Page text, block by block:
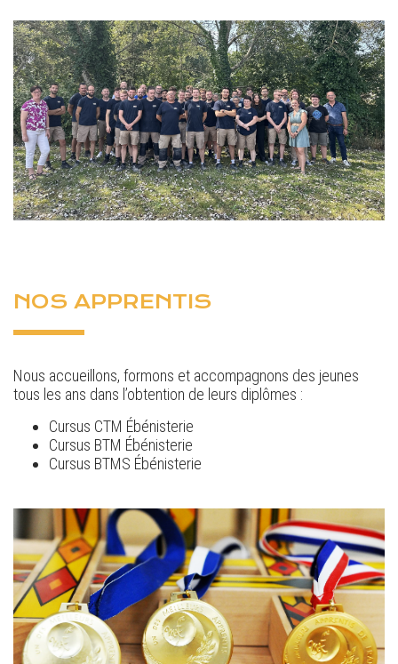
NOS APPRENTIS
Nous accueillons, formons et accompagnons des jeunes
tous les ans dans l’obtention de leurs diplômes :
Cursus CTM Ébénisterie
Cursus BTM Ébénisterie
Cursus BTMS Ébénisterie